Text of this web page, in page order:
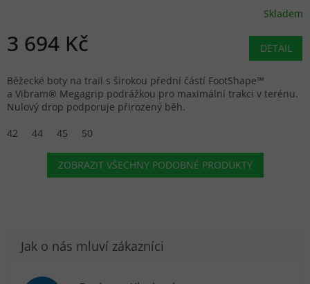
Skladem
3 694 Kč DETAIL
Běžecké boty na trail s širokou přední částí FootShape™
a Vibram® Megagrip podrážkou pro maximální trakci v terénu.
Nulový drop podporuje přirozený běh.
42
44 45 50
ZOBRAZIT VŠECHNY PODOBNÉ PRODUKTY